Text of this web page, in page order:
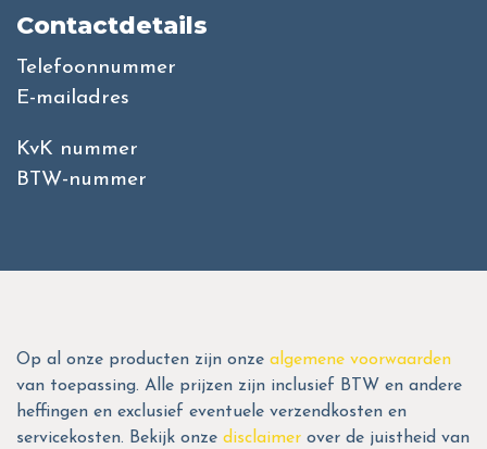
Contactdetails
Telefoonnummer
E-mailadres
KvK nummer
BTW-nummer
Op al onze producten zijn onze algemene voorwaarden
van toepassing. Alle prijzen zijn inclusief BTW en andere
heffingen en exclusief eventuele verzendkosten en
servicekosten. Bekijk onze disclaimer over de juistheid van